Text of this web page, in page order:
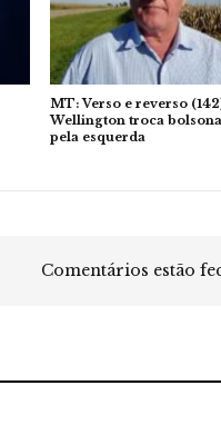
MT: Verso e reverso
Wellington troca
pela esquerda
Comentários estão